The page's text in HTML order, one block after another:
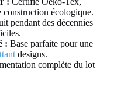
construction écologique.
pendant des décennies
: Base parfaite pour une
designs.
complète du lot